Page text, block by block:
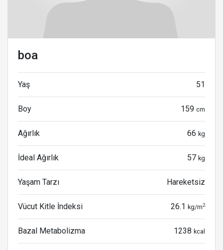
boa
Yaş 51
Boy 159 cm
Ağırlık 66 kg
İdeal Ağırlık 57 kg
Yaşam Tarzı Hareketsiz
Vücut Kitle İndeksi 26.1 kg/m2
Bazal Metabolizma 1238 kcal